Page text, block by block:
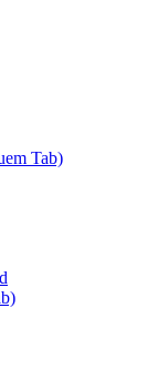
Tab)